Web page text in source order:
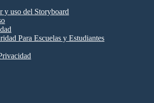
y uso del Storyboard
Para Escuelas y Estudiantes